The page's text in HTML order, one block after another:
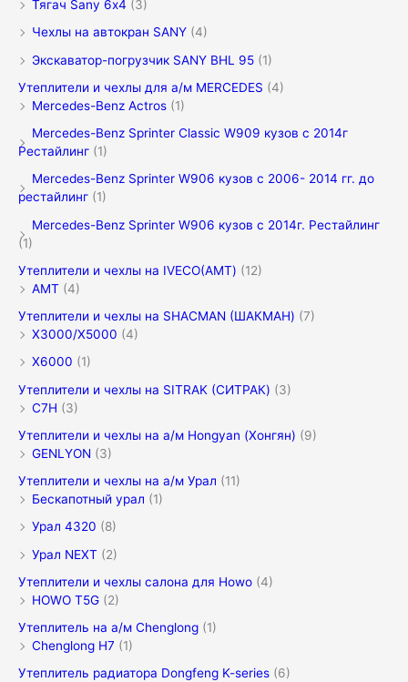
Тягач Sany 6х4 (3)
Чехлы на автокран SANY (4)
Экскаватор-погрузчик SANY BHL 95 (1)
Утеплители и чехлы для а/м MERCEDES (4)
Mercedes-Benz Actros (1)
Mercedes-Benz Sprinter Classic W909 кузов с 2014г
Рестайлинг (1)
Mercedes-Benz Sprinter W906 кузов с 2006- 2014 гг. до
рестайлинг (1)
Mercedes-Benz Sprinter W906 кузов с 2014г. Рестайлинг
(1)
Утеплители и чехлы на IVECO(АМТ) (12)
АМТ (4)
Утеплители и чехлы на SHACMAN (ШАКМАН) (7)
X3000/Х5000 (4)
X6000 (1)
Утеплители и чехлы на SITRAK (СИТРАК) (3)
C7H (3)
Утеплители и чехлы на а/м Hongyan (Хонгян) (9)
GENLYON (3)
Утеплители и чехлы на а/м Урал (11)
Бескапотный урал (1)
Урал 4320 (8)
Урал NEXT (2)
Утеплители и чехлы салона для Howo (4)
HOWO T5G (2)
Утеплитель на а/м Chenglong (1)
Chenglong H7 (1)
Утеплитель радиатора Dongfeng K-series (6)